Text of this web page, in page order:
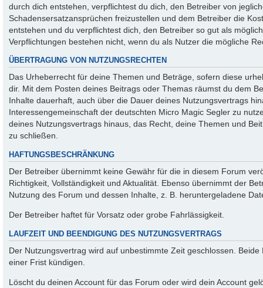
durch dich entstehen, verpflichtest du dich, den Betreiber von
Schadensersatzansprüchen freizustellen und dem Betreiber die
entstehen und du verpflichtest dich, den Betreiber so gut als
Verpflichtungen bestehen nicht, wenn du als Nutzer die mögliche
ÜBERTRAGUNG VON NUTZUNGSRECHTEN
Das Urheberrecht für deine Themen und Beträge, sofern diese
dir. Mit dem Posten deines Beitrags oder Themas räumst du dem
Inhalte dauerhaft, auch über die Dauer deines Nutzungsvertrags
Interessengemeinschaft der deutschten Micro Magic Segler zu
deines Nutzungsvertrags hinaus, das Recht, deine Themen und
zu schließen.
HAFTUNGSBESCHRÄNKUNG
Der Betreiber übernimmt keine Gewähr für die in diesem Forum
Richtigkeit, Vollständigkeit und Aktualität. Ebenso übernimmt der
Nutzung des Forum und dessen Inhalte, z. B. heruntergeladene
Der Betreiber haftet für Vorsatz oder grobe Fahrlässigkeit.
LAUFZEIT UND BEENDIGUNG DES NUTZUNGSVERTRAGS
Der Nutzungsvertrag wird auf unbestimmte Zeit geschlossen.
einer Frist kündigen.
Löscht du deinen Account für das Forum oder wird dein Account